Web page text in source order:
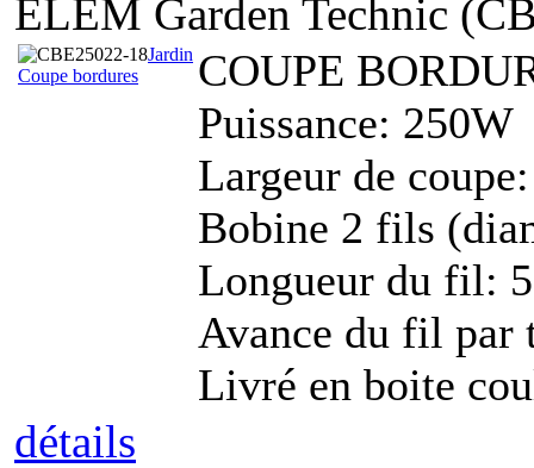
ELEM Garden Technic
Jardin
Coupe bordures
COUPE
Puissance: 250W
Largeur de
Bobine 2 fils
Longueur du fil:
Avance du fil par
Livré en boite
détails